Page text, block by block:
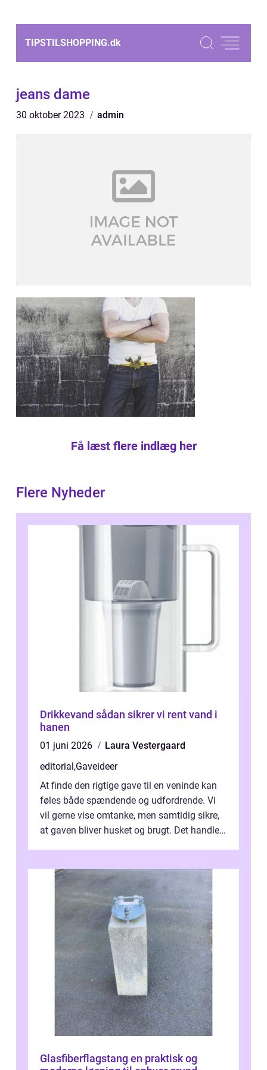
TIPSTILSHOPPING.dk
jeans dame
30 oktober 2023 admin
Få læst flere indlæg her
Flere Nyheder
Drikkevand sådan sikrer vi rent vand i
hanen
01 juni 2026
Laura Vestergaard
editorial,Gaveideer
At finde den rigtige gave til en veninde kan
føles både spændende og udfordrende. Vi
vil gerne vise omtanke, men samtidig sikre,
at gaven bliver husket og brugt. Det handler
Glasfiberflagstang en praktisk og